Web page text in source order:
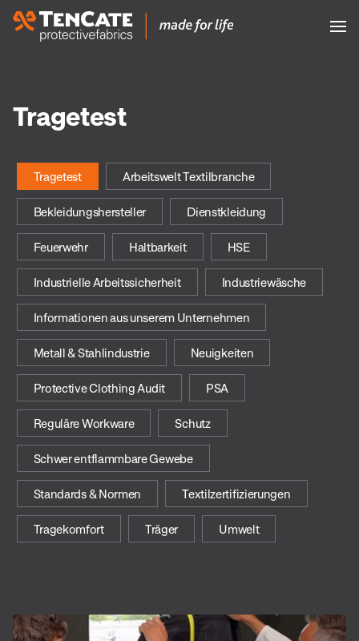
Tragetest
Tragetest Arbeitswelt Textilbranche
Bekleidungshersteller Dienstkleidung
Feuerwehr Haltbarkeit HSE
Industrielle Arbeitssicherheit Industriewäsche
Informationen aus unserem Unternehmen
Metall & Stahlindustrie Neuigkeiten
Protective Clothing Audit PSA
Reguläre Workware Schutz
Schwer entflammbare Gewebe
Standards & Normen Textilzertifizierungen
Tragekomfort Träger Umwelt